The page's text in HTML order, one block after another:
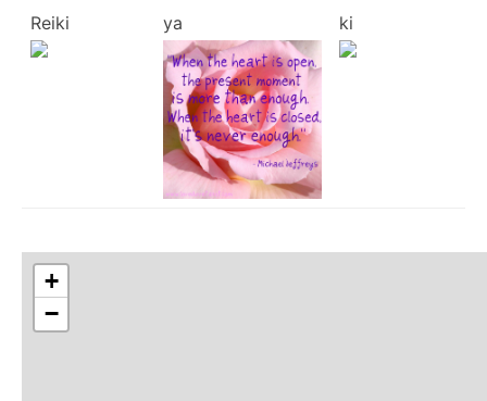
Reiki
ya
ki
+
−